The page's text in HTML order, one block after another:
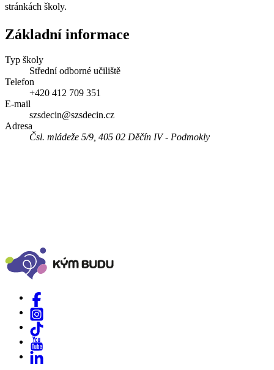
stránkách školy.
Základní informace
Typ školy
Střední odborné učiliště
Telefon
+420 412 709 351
E-mail
szsdecin@szsdecin.cz
Adresa
Čsl. mládeže 5/9, 405 02 Děčín IV - Podmokly